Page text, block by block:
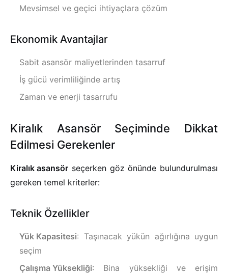
Mevsimsel ve geçici ihtiyaçlara çözüm
Ekonomik Avantajlar
Sabit asansör maliyetlerinden tasarruf
İş gücü verimliliğinde artış
Zaman ve enerji tasarrufu
Kiralık Asansör Seçiminde Dikkat
Edilmesi Gerekenler
Kiralık asansör seçerken göz önünde bulundurulması
gereken temel kriterler:
Teknik Özellikler
Yük Kapasitesi: Taşınacak yükün ağırlığına uygun
seçim
Çalışma Yüksekliği: Bina yüksekliği ve erişim